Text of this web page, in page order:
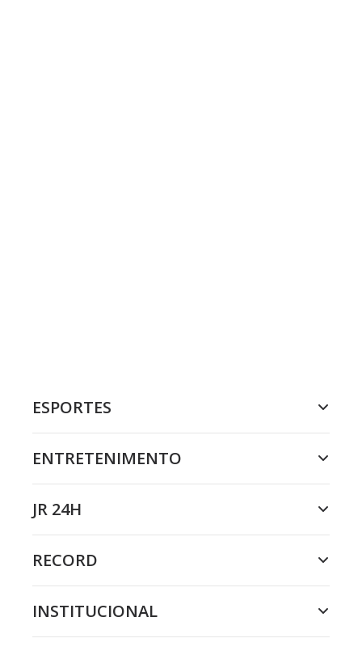
ESPORTES
ENTRETENIMENTO
JR 24H
RECORD
INSTITUCIONAL